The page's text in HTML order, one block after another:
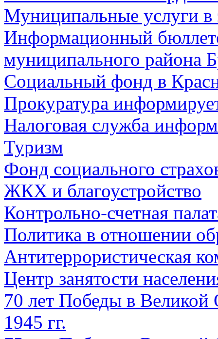
Муниципальные услуги в
Информационный
муниципального района
Социальный фонд в
Прокуратура
Налоговая служба
Туризм
Фонд социального
ЖКХ и благоустройство
Контрольно-счетная
Политика в отношении
Антитеррористическая
Центр занятости
70 лет Победы в Великой
1945 гг.